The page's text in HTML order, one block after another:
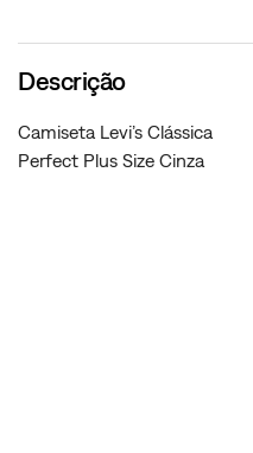
Descrição
Camiseta Levi’s Clássica
Perfect Plus Size Cinza